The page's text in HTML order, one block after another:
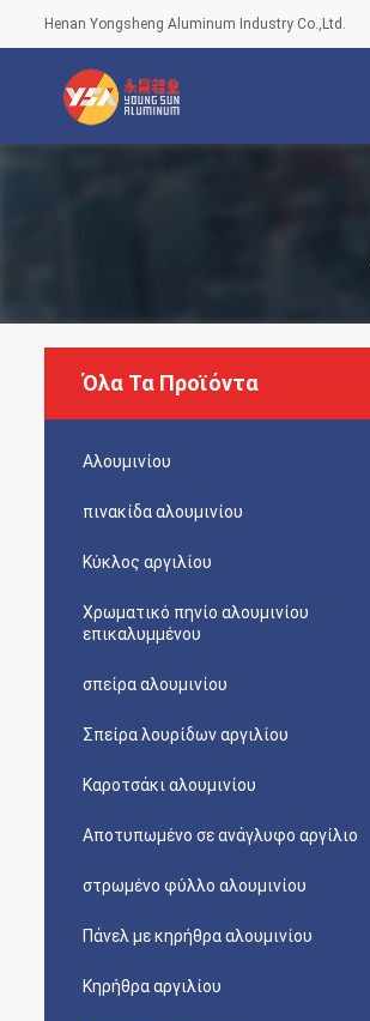
Henan Yongsheng Aluminum Industry Co.,Ltd.
Όλα Τα Προϊόντα
Αλουμινίου
πινακίδα αλουμινίου
Κύκλος αργιλίου
Χρωματικό πηνίο αλουμινίου
επικαλυμμένου
σπείρα αλουμινίου
Σπείρα λουρίδων αργιλίου
Καροτσάκι αλουμινίου
Αποτυπωμένο σε ανάγλυφο αργίλιο
στρωμένο φύλλο αλουμινίου
Πάνελ με κηρήθρα αλουμινίου
Κηρήθρα αργιλίου